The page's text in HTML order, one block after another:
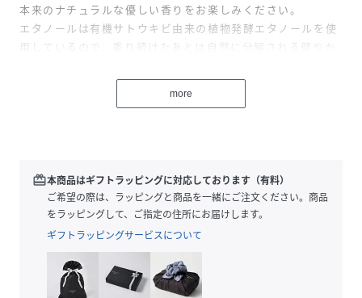
本来のナチュラルな優しい香りをお楽しみください。
エタノールは有機サトウキビ由来の植物発酵エタノールを使
用しているので、香り続けたあとは自然に分解される健やか
切り口で香ります。
成分：
水、エタノール、柿タンニン、香料、溶剤、BG、カミツレ花
エキス、セージ葉エキス、ホホバ葉エキス、ローズマリー葉
more
redeem本商品はギフトラッピングに対応しております（有料）
ご希望の際は、ラッピングと商品を一緒にご注文ください。商品
をラッピングして、ご指定の住所にお届けします。
ギフトラッピングサービスについて